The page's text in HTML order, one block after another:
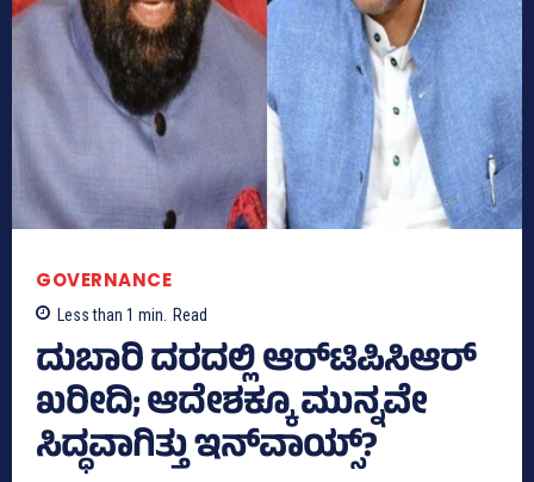
GOVERNANCE
Less than 1 min. Read
ದುಬಾರಿ ದರದಲ್ಲಿ ಆರ್‌ಟಿಪಿಸಿಆರ್
ಖರೀದಿ; ಆದೇಶಕ್ಕೂ ಮುನ್ನವೇ
ಸಿದ್ಧವಾಗಿತ್ತು ಇನ್‌ವಾಯ್ಸ್‌?